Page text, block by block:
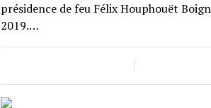
présidence de feu Félix Houphouët
2019.…